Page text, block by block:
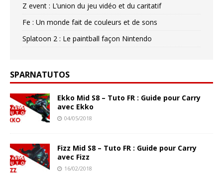
Z event : L’union du jeu vidéo et du caritatif
Fe : Un monde fait de couleurs et de sons
Splatoon 2 : Le paintball façon Nintendo
SPARNATUTOS
Ekko Mid S8 – Tuto FR : Guide pour Carry
avec Ekko
04/05/2018
Fizz Mid S8 – Tuto FR : Guide pour Carry
avec Fizz
16/02/2018